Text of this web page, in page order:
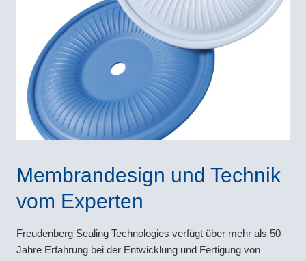
Membrandesign und Technik
vom Experten
Freudenberg Sealing Technologies verfügt über mehr als 50
Jahre Erfahrung bei der Entwicklung und Fertigung von